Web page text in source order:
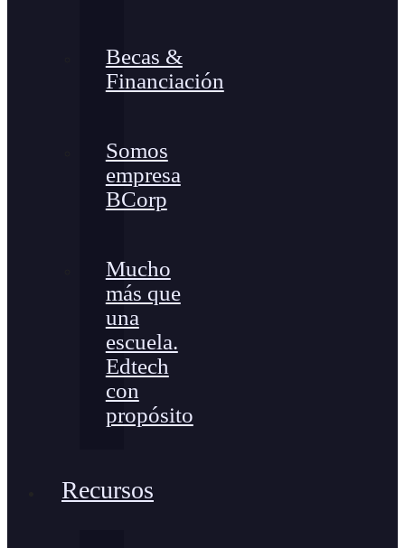
Becas &
Financiación
Somos
empresa
BCorp
Mucho
más que
una
escuela.
Edtech
con
propósito
Recursos